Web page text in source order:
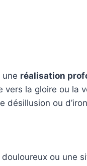
une réalisation
la gloire ou la
désillusion ou
ou une